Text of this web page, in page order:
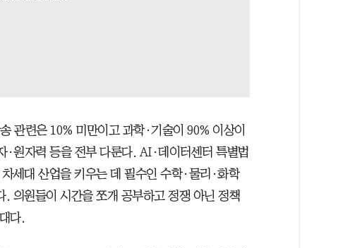
관련은 10% 미만이고 과학·기술이 90% 이상이
원자력 등을 전부 다룬다. AI·데이터센터 특별법
세대 산업을 키우는 데 필수인 수학·물리·화학
의원들이 시간을 쪼개 공부하고 정쟁 아닌 정책
다.